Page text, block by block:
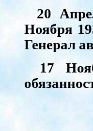
20
Ноября
Генерал
17